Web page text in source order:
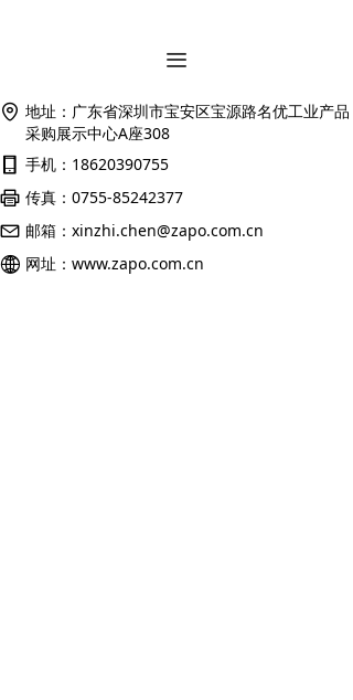
끀
地址： 广东省深圳市宝安区宝源路名优工业产品
采购展示中心A座308
手机： 18620390755
传真： 0755-85242377
邮箱： xinzhi.chen@zapo.com.cn
网址： www.zapo.com.cn